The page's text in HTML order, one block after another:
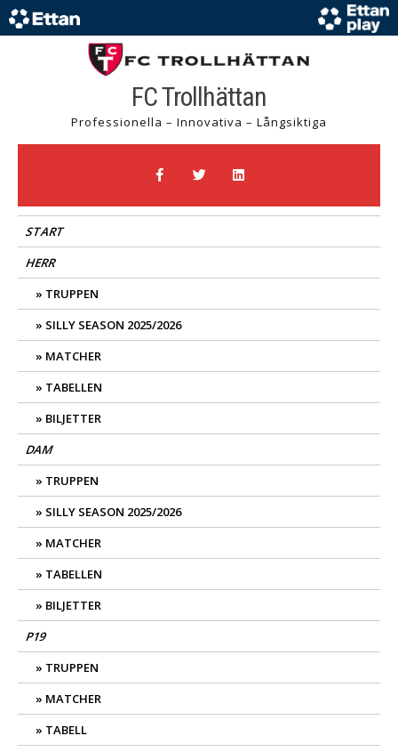
FC Trollhättan
Professionella – Innovativa – Långsiktiga
START
HERR
TRUPPEN
SILLY SEASON 2025/2026
MATCHER
TABELLEN
BILJETTER
DAM
TRUPPEN
SILLY SEASON 2025/2026
MATCHER
TABELLEN
BILJETTER
P19
TRUPPEN
MATCHER
TABELL